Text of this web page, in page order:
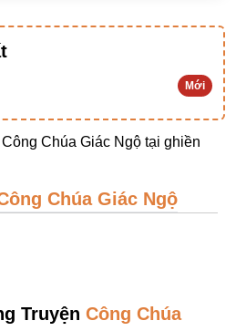
Mới
Chúa Giác Ngộ tại ghiền
Chúa Giác Ngộ
Truyện Công Chúa